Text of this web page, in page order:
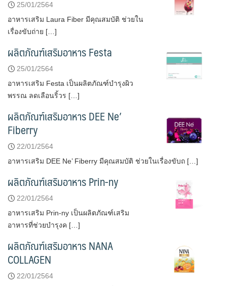
25/01/2564
อาหารเสริม Laura Fiber มีคุณสมบัติ ช่วยใน
เรื่องขับถ่าย […]
ผลิตภัณฑ์เสริมอาหาร Festa
25/01/2564
อาหารเสริม Festa เป็นผลิตภัณฑ์บำรุงผิว
พรรณ ลดเลือนริ้วร […]
ผลิตภัณฑ์เสริมอาหาร DEE Ne’
Fiberry
22/01/2564
อาหารเสริม DEE Ne’ Fiberry มีคุณสมบัติ ช่วยในเรื่องขับถ […]
ผลิตภัณฑ์เสริมอาหาร Prin-ny
22/01/2564
อาหารเสริม Prin-ny เป็นผลิตภัณฑ์เสริม
อาหารที่ช่วยบำรุงค […]
ผลิตภัณฑ์เสริมอาหาร NANA
COLLAGEN
22/01/2564